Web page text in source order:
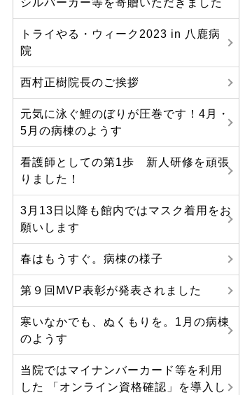
シルバーカー等を寄贈いただきました
トライやる・ウィーク2023 in 八鹿病
院
西村正樹院長のご挨拶
元気に泳ぐ鯉のぼりが圧巻です！4月・
5月の病棟のようす
看護師としての第1歩 新人研修を頑張
りました！
3月13日以降も館内ではマスク着用をお
願いします
春はもうすぐ。病棟の様子
第９回MVP表彰が発表されました
寒いなかでも、ぬくもりを。1月の病棟
のようす
当院ではマイナンバーカード等を利用
した 「オンライン資格確認」を導入し